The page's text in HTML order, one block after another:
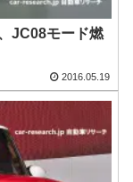
JC08モード燃
2016.05.19